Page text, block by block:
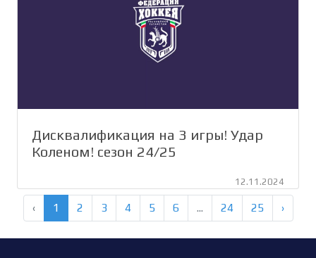
Дисквалификация на 3 игры! Удар
Коленом! сезон 24/25
12.11.2024
‹ 1 2 3 4 5 6 ... 24 25 ›